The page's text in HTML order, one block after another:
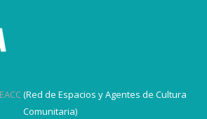
(Red de Espacios y Agentes de Cultura
Comunitaria)